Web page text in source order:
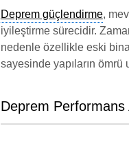
Deprem güçlendirme,
iyileştirme sürecidir.
nedenle özellikle eski
sayesinde yapıların
Deprem Performans